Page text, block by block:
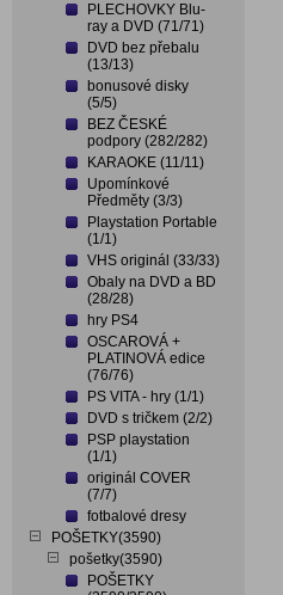
PLECHOVKY Blu-
ray a DVD (71/71)
DVD bez přebalu
(13/13)
bonusové disky
(5/5)
BEZ ČESKÉ
podpory (282/282)
KARAOKE (11/11)
Upomínkové
Předměty (3/3)
Playstation Portable
(1/1)
VHS originál (33/33)
Obaly na DVD a BD
(28/28)
hry PS4
OSCAROVÁ +
PLATINOVÁ edice
(76/76)
PS VITA - hry (1/1)
DVD s tričkem (2/2)
PSP playstation
(1/1)
originál COVER
(7/7)
fotbalové dresy
POŠETKY(3590)
pošetky(3590)
POŠETKY